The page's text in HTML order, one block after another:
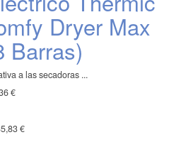
Dryer Max
Barras)
a las secadoras ...
€
€